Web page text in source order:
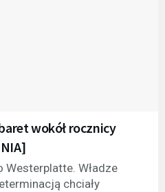
wokół rocznicy
Westerplatte. Władze
chciały